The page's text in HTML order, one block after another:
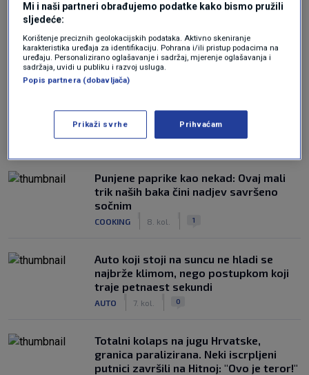
Oglas
NAJČITANIJE
Punjene paprike kao nekad: Ovaj mali
trik naših baka čini nadjev savršeno
sočnim
COOKING 8. kol. 1
Auto koji stoji na suncu ne hladi se
najbrže klimom, nego postupkom koji
traje petnaest sekundi
AUTO 7. kol. 0
Totalni kolaps na jugu Hrvatske,
granica paralizirana. Neki iscrpljeni
putnici završili na Hitnoj: "Ovo je teror!"
Mi i naši partneri obrađujemo podatke kako bismo pružili
sljedeće:
Korištenje preciznih geolokacijskih podataka. Aktivno skeniranje
karakteristika uređaja za identifikaciju. Pohrana i/ili pristup podacima na
uređaju. Personalizirano oglašavanje i sadržaj, mjerenje oglašavanja i
sadržaja, uvidi u publiku i razvoj usluga.
Popis partnera (dobavljača)
Prikaži svrhe Prihvaćam